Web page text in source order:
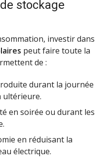
stockage
investir dans
peut faire toute la
de :
durant la journée
ultérieure.
en soirée ou durant les
en réduisant la
électrique.